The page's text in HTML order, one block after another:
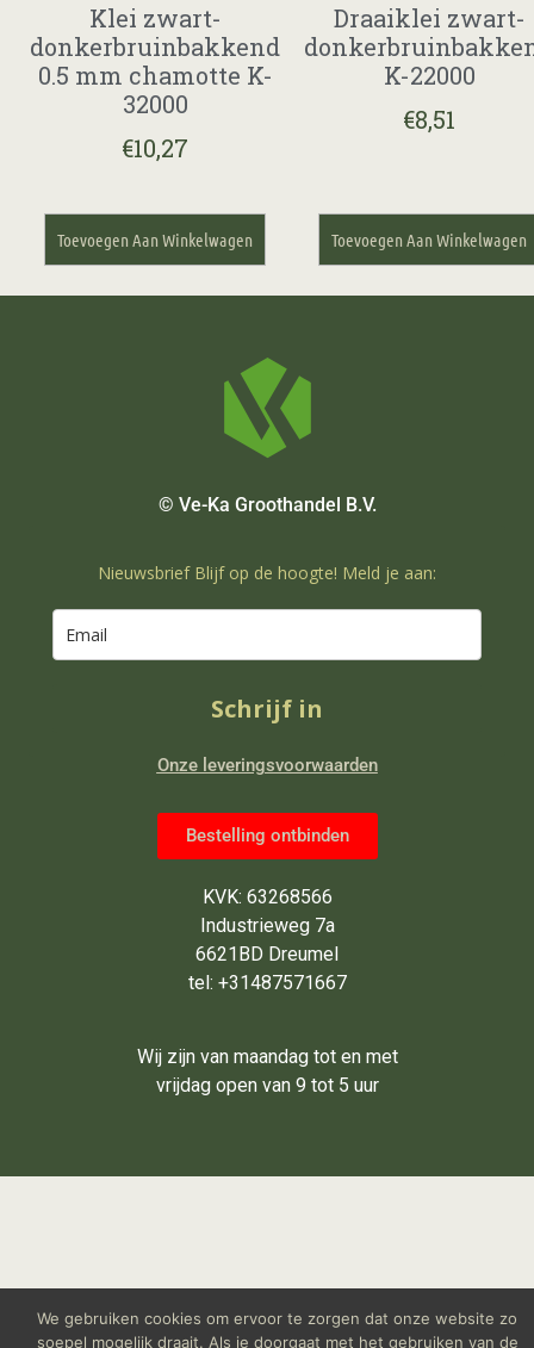
Klei zwart-
donkerbruinbakkend
0.5 mm chamotte K-
32000
€10,27
Toevoegen Aan Winkelwagen
Draaiklei zwart-
K-22000
€8,51
Toevoegen Aan Winkelwagen
© Ve-Ka Groothandel B.V.
Nieuwsbrief Blijf op de hoogte! Meld je aan:
Schrijf in
Onze leveringsvoorwaarden
Bestelling ontbinden
KVK: 63268566
Industrieweg 7a
6621BD Dreumel
tel: +31487571667
Wij zijn van maandag tot en met
vrijdag open van 9 tot 5 uur
We gebruiken cookies om ervoor te zorgen dat onze website zo
soepel mogelijk draait. Als je doorgaat met het gebruiken van de